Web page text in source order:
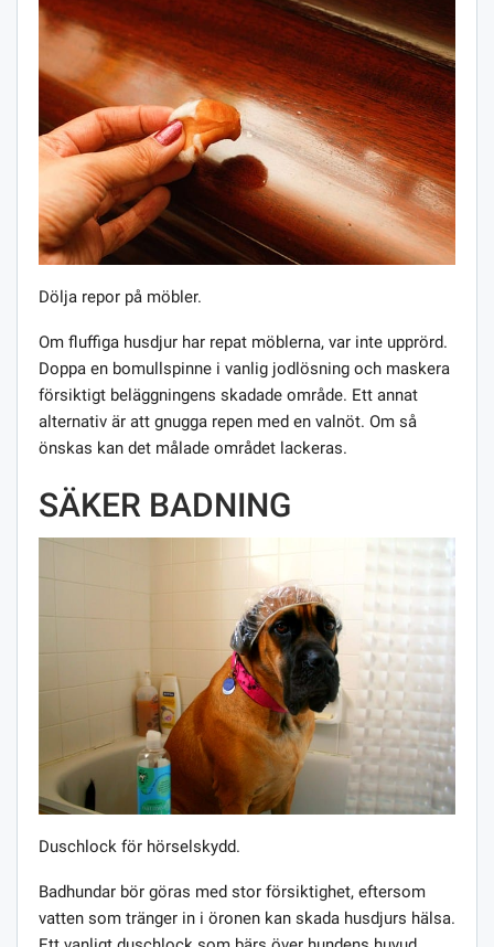
Dölja repor på möbler.
Om fluffiga husdjur har repat möblerna, var inte upprörd.
Doppa en bomullspinne i vanlig jodlösning och maskera
försiktigt beläggningens skadade område. Ett annat
alternativ är att gnugga repen med en valnöt. Om så
önskas kan det målade området lackeras.
SÄKER BADNING
Duschlock för hörselskydd.
Badhundar bör göras med stor försiktighet, eftersom
vatten som tränger in i öronen kan skada husdjurs hälsa.